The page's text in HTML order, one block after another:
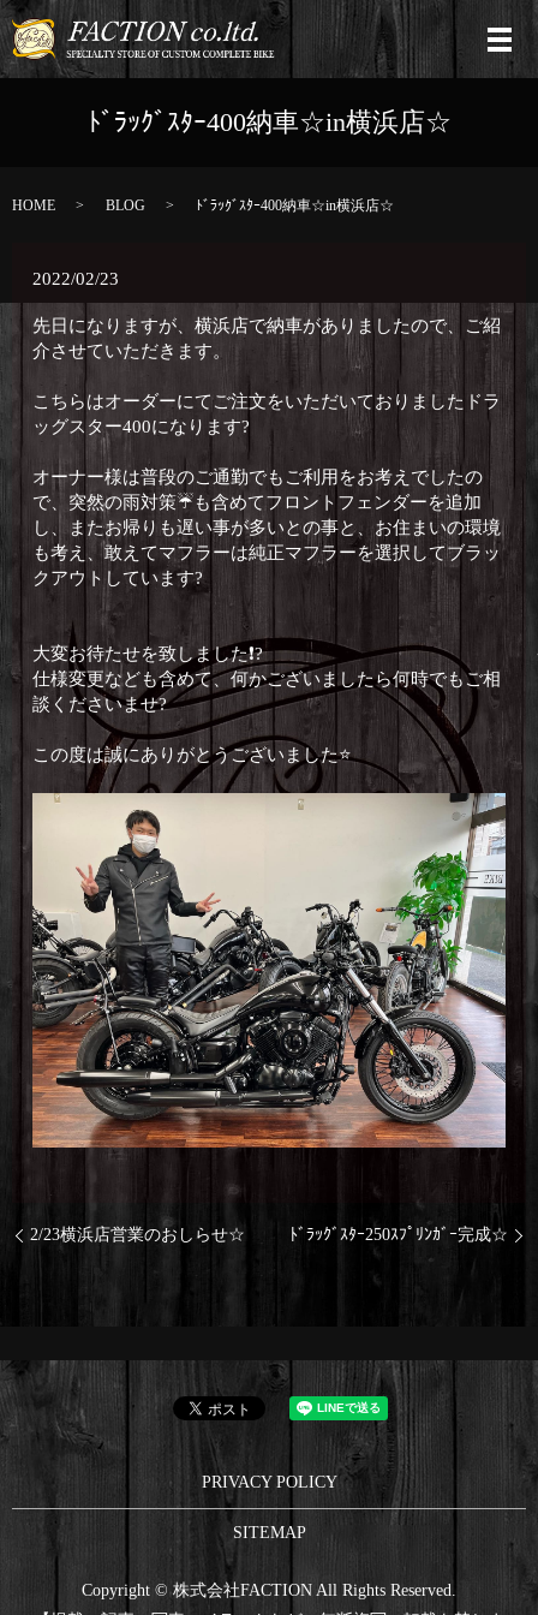
ﾄﾞﾗｯｸﾞｽﾀｰ400納車☆in横浜店☆
HOME BLOG ﾄﾞﾗｯｸﾞｽﾀｰ400納車☆in横浜店☆
2022/02/23
先日になりますが、横浜店で納車がありましたので、ご紹
介させていただきます。
こちらはオーダーにてご注文をいただいておりましたドラ
ッグスター400になります?
オーナー様は普段のご通勤でもご利用をお考えでしたの
で、突然の雨対策☔️も含めてフロントフェンダーを追加
し、またお帰りも遅い事が多いとの事と、お住まいの環境
も考え、敢えてマフラーは純正マフラーを選択してブラッ
クアウトしています?
大変お待たせを致しました❗️?
仕様変更なども含めて、何かございましたら何時でもご相
談くださいませ?
この度は誠にありがとうございました⭐️
2/23横浜店営業のおしらせ☆ ﾄﾞﾗｯｸﾞｽﾀｰ250ｽﾌﾟﾘﾝｶﾞｰ完成☆
PRIVACY POLICY
SITEMAP
Copyright © 株式会社FACTION All Rights Reserved.